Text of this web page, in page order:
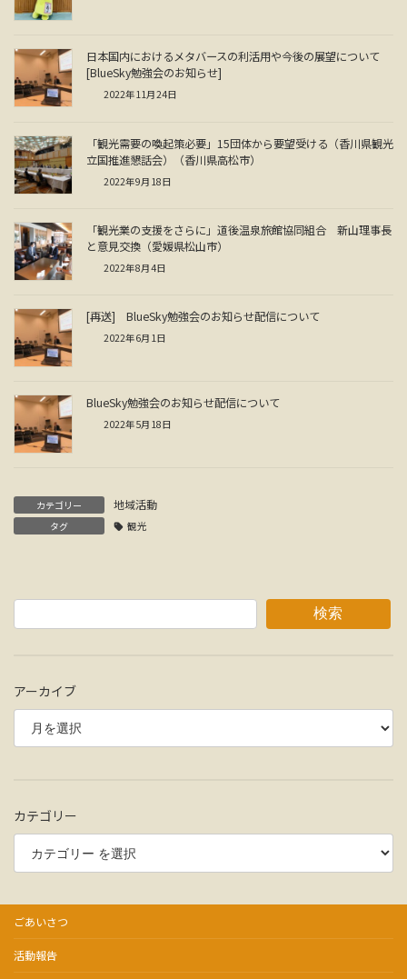
日本国内におけるメタバースの利活用や今後の展望について
[BlueSky勉強会のお知らせ]
2022年11月24日
「観光需要の喚起策必要」15団体から要望受ける（香川県観光
立国推進懇話会）（香川県高松市）
2022年9月18日
「観光業の支援をさらに」道後温泉旅館協同組合 新山理事長
と意見交換（愛媛県松山市）
2022年8月4日
[再送] BlueSky勉強会のお知らせ配信について
2022年6月1日
BlueSky勉強会のお知らせ配信について
2022年5月18日
カテゴリー 地域活動
タグ 観光
検索
アーカイブ
カテゴリー
ごあいさつ
活動報告